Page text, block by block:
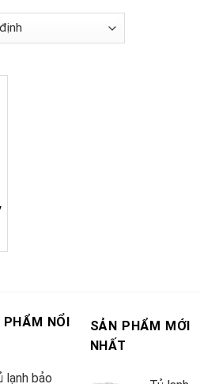
PHẨM NỔI
lạnh bảo
SẢN PHẨM MỚI
NHẤT